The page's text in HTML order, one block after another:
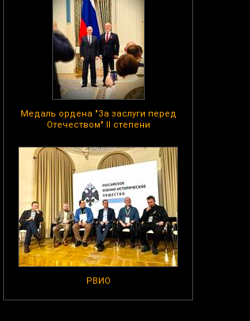
Медаль ордена "За заслуги перед
Отечеством" II степени
РВИО